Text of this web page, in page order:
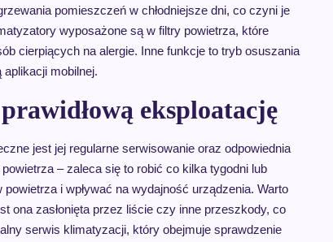
pomieszczeń w chłodniejsze dni, co czyni je
wyposażone są w filtry powietrza, które
cierpiących na alergie. Inne funkcje to tryb osuszania
mobilnej.
eksploatację
jest jej regularne serwisowanie oraz odpowiednia
– zaleca się to robić co kilka tygodni lub
i wpływać na wydajność urządzenia. Warto
ona zasłonięta przez liście czy inne przeszkody, co
serwis klimatyzacji, który obejmuje sprawdzenie